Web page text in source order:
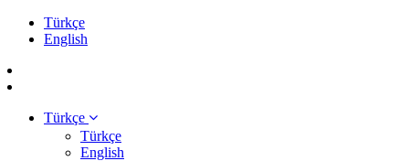
Türkçe
English
Türkçe
Türkçe
English